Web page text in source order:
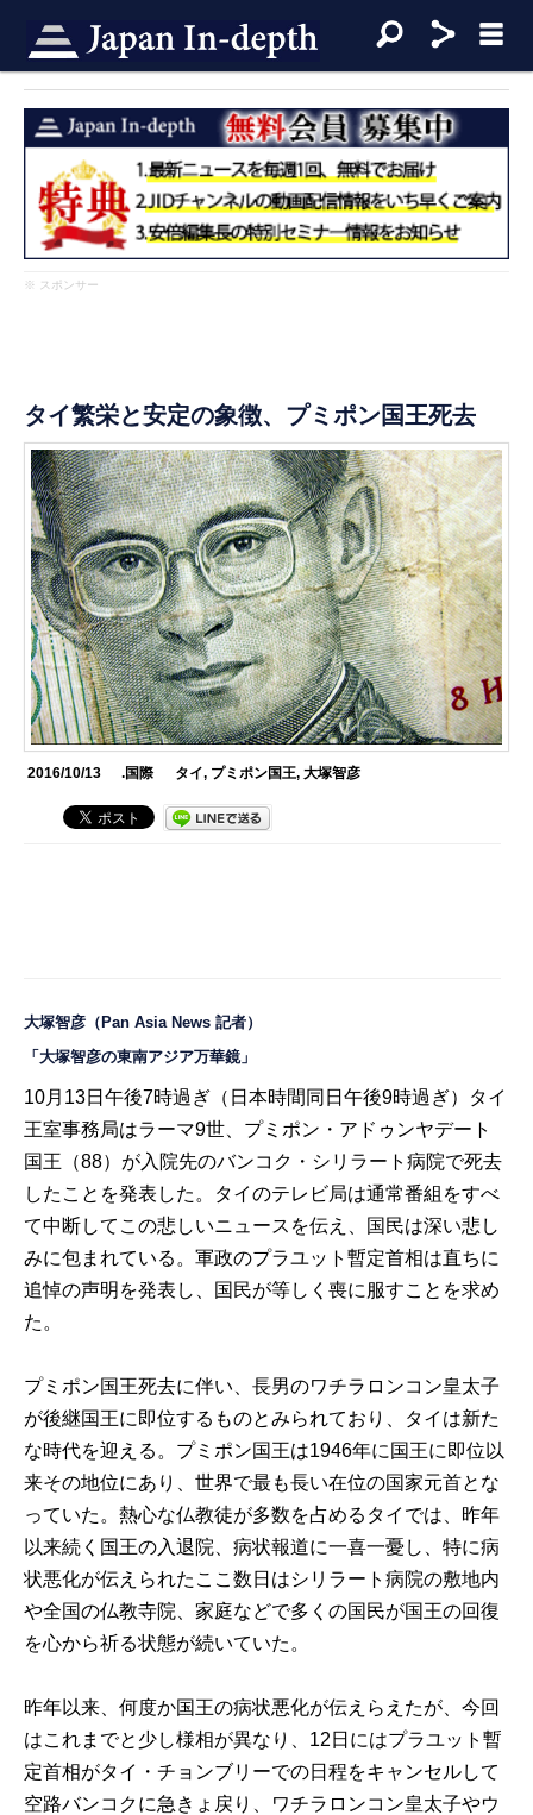
※ スポンサー
タイ繁栄と安定の象徴、プミポン国王死去
2016/10/13 .国際 タイ, プミポン国王, 大塚智彦
大塚智彦 （Pan Asia News 記者）
「大塚智彦の東南アジア万華鏡」
10月13日午後7時過ぎ（日本時間同日午後9時過ぎ）タイ
王室事務局はラーマ9世、プミポン・アドゥンヤデート
国王（88）が入院先のバンコク・シリラート病院で死去
したことを発表した。タイのテレビ局は通常番組をすべ
て中断してこの悲しいニュースを伝え、国民は深い悲し
みに包まれている。軍政のプラユット暫定首相は直ちに
追悼の声明を発表し、国民が等しく喪に服すことを求め
た。
プミポン国王死去に伴い、長男のワチラロンコン皇太子
が後継国王に即位するものとみられており、タイは新た
な時代を迎える。プミポン国王は1946年に国王に即位以
来その地位にあり、世界で最も長い在位の国家元首とな
っていた。熱心な仏教徒が多数を占めるタイでは、昨年
以来続く国王の入退院、病状報道に一喜一憂し、特に病
状悪化が伝えられたここ数日はシリラート病院の敷地内
や全国の仏教寺院、家庭などで多くの国民が国王の回復
を心から祈る状態が続いていた。
昨年以来、何度か国王の病状悪化が伝えらえたが、今回
はこれまでと少し様相が異なり、12日にはプラユット暫
定首相がタイ・チョンブリーでの日程をキャンセルして
空路バンコクに急きょ戻り、ワチラロンコン皇太子やウ